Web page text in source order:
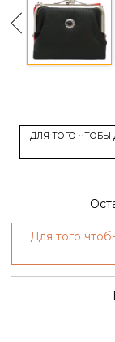
ДЛЯ ТОГО ЧТОБЫ
Для того